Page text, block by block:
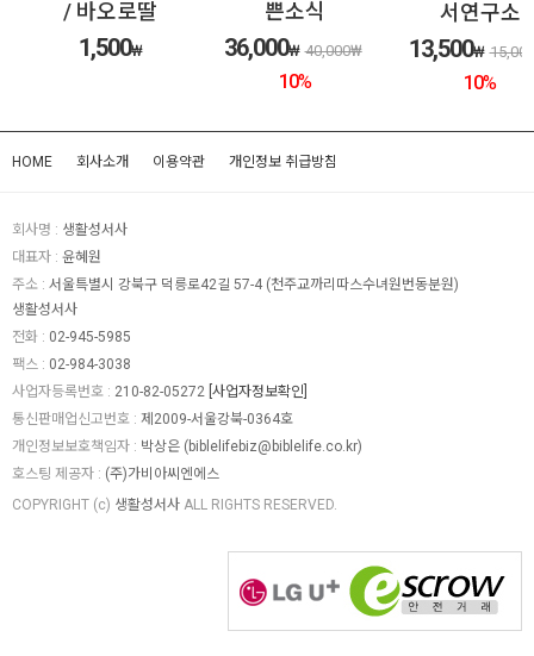
/ 바오로딸
1,500₩
쁜소식
36,000₩ 40,000₩
10%
서연구소
13,500₩ 15,000
10%
HOME 회사소개 이용약관 개인정보 취급방침
회사명 : 생활성서사
대표자 : 윤혜원
주소 : 서울특별시 강북구 덕릉로42길 57-4 (천주교까리따스수녀원번동분원)
생활성서사
전화 : 02-945-5985
팩스 : 02-984-3038
사업자등록번호 : 210-82-05272 [사업자정보확인]
통신판매업신고번호 : 제2009-서울강북-0364호
개인정보보호책임자 : 박상은 (biblelifebiz@biblelife.co.kr)
호스팅 제공자 : (주)가비아씨엔에스
COPYRIGHT (c) 생활성서사 ALL RIGHTS RESERVED.